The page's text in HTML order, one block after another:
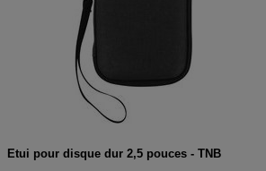
Etui pour disque dur 2,5 pouces - TNB